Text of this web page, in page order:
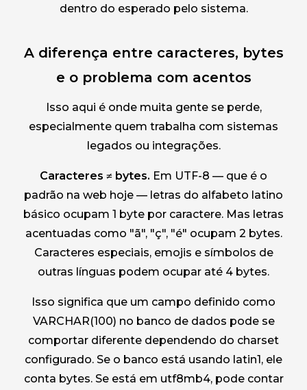
dentro do esperado pelo sistema.
A diferença entre caracteres, bytes
e o problema com acentos
Isso aqui é onde muita gente se perde,
especialmente quem trabalha com sistemas
legados ou integrações.
Caracteres ≠ bytes. Em UTF-8 — que é o
padrão na web hoje — letras do alfabeto latino
básico ocupam 1 byte por caractere. Mas letras
acentuadas como "ã", "ç", "é" ocupam 2 bytes.
Caracteres especiais, emojis e símbolos de
outras línguas podem ocupar até 4 bytes.
Isso significa que um campo definido como
VARCHAR(100) no banco de dados pode se
comportar diferente dependendo do charset
configurado. Se o banco está usando latin1, ele
conta bytes. Se está em utf8mb4, pode contar